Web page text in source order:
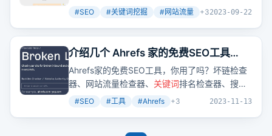
过挖掘相关兄弟词和父级词汇，找到更大的用户
#SEO #关键词挖掘 #网站流量 +32023-09-22
介绍几个 Ahrefs 家的免费SEO工具
Free SEO Tools（下）
Ahrefs家的免费SEO工具，你用了吗？坏链检查
器、网站流量检查器、 关键词排名检查器、搜索
引擎结果页检查器、Ahrefs SEO WordPress插
#SEO #工具 #Ahrefs +3 2023-11-13